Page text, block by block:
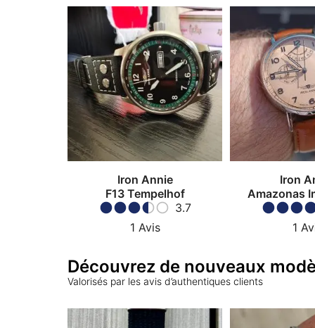
Iron Annie
F13 Tempelhof
3.7
1 Avis
Iron
Amazonas
1
Découvrez de nouveaux
Valorisés par les avis d’authentiques clients